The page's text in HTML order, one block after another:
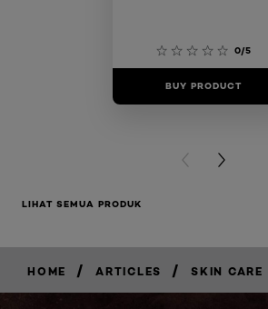
0/5
BUY PRODUCT
PREVIOUS
NEXT
LIHAT SEMUA PRODUK
HOME / ARTICLES / SKIN CARE